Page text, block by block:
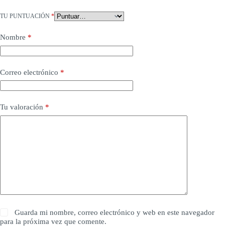
TU PUNTUACIÓN *
Nombre *
Correo electrónico *
Tu valoración *
Guarda mi nombre, correo electrónico y web en este navegador
para la próxima vez que comente.